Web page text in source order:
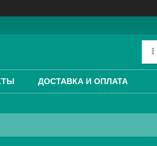
ДОСТАВКА И ОПЛАТА